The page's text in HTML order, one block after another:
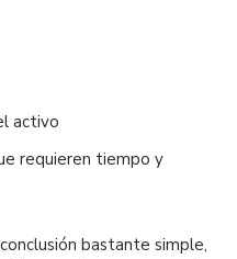
activo
requieren tiempo y
bastante simple,